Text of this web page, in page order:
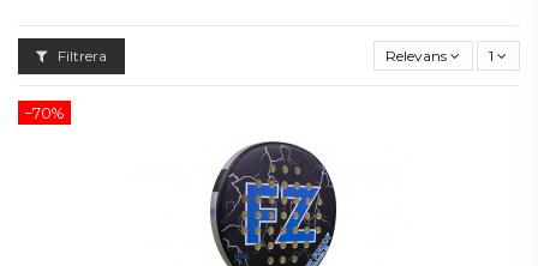
Filtrera Relevans 1
−70%